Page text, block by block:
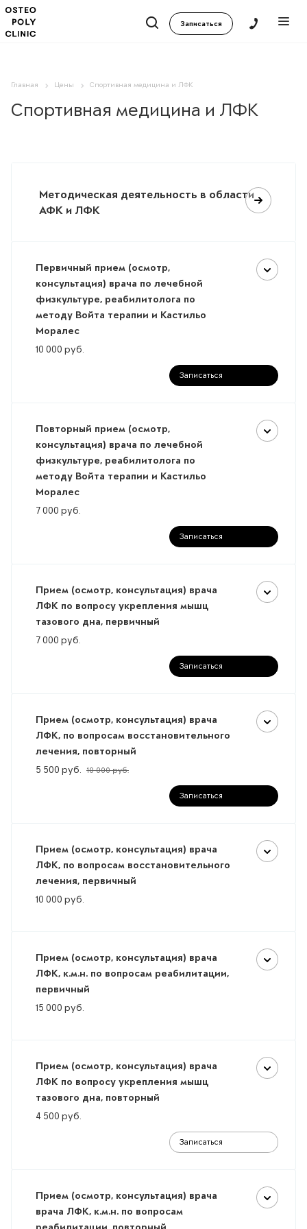
Записаться
Главная Цены Спортивная медицина и ЛФК
Спортивная медицина и ЛФК
Методическая деятельность в области
АФК и ЛФК
Первичный прием (осмотр,
консультация) врача по лечебной
физкультуре, реабилитолога по
методу Войта терапии и Кастильо
Моралес
10 000 руб.
Записаться
Повторный прием (осмотр,
консультация) врача по лечебной
физкультуре, реабилитолога по
методу Войта терапии и Кастильо
Моралес
7 000 руб.
Записаться
Прием (осмотр, консультация) врача
ЛФК по вопросу укрепления мышц
тазового дна, первичный
7 000 руб.
Записаться
Прием (осмотр, консультация) врача
ЛФК, по вопросам восстановительного
лечения, повторный
5 500 руб. 10 000руб.
Записаться
Прием (осмотр, консультация) врача
ЛФК, по вопросам восстановительного
лечения, первичный
10 000 руб.
Прием (осмотр, консультация) врача
ЛФК, к.м.н. по вопросам реабилитации,
первичный
15 000 руб.
Прием (осмотр, консультация) врача
ЛФК по вопросу укрепления мышц
тазового дна, повторный
4 500 руб.
Записаться
Прием (осмотр, консультация) врача
врача ЛФК, к.м.н. по вопросам